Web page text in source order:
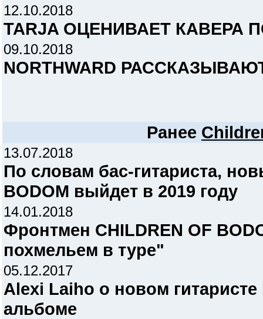
12.10.2018
TARJA ОЦЕНИВАЕТ КАВЕРА
09.10.2018
NORTHWARD
Ранее
13.07.2018
По словам бас-гитариста,
BODOM выйдет в 2019 году
14.01.2018
Фронтмен CHILDREN OF
похмельем в туре"
05.12.2017
Alexi Laiho о новом
альбоме